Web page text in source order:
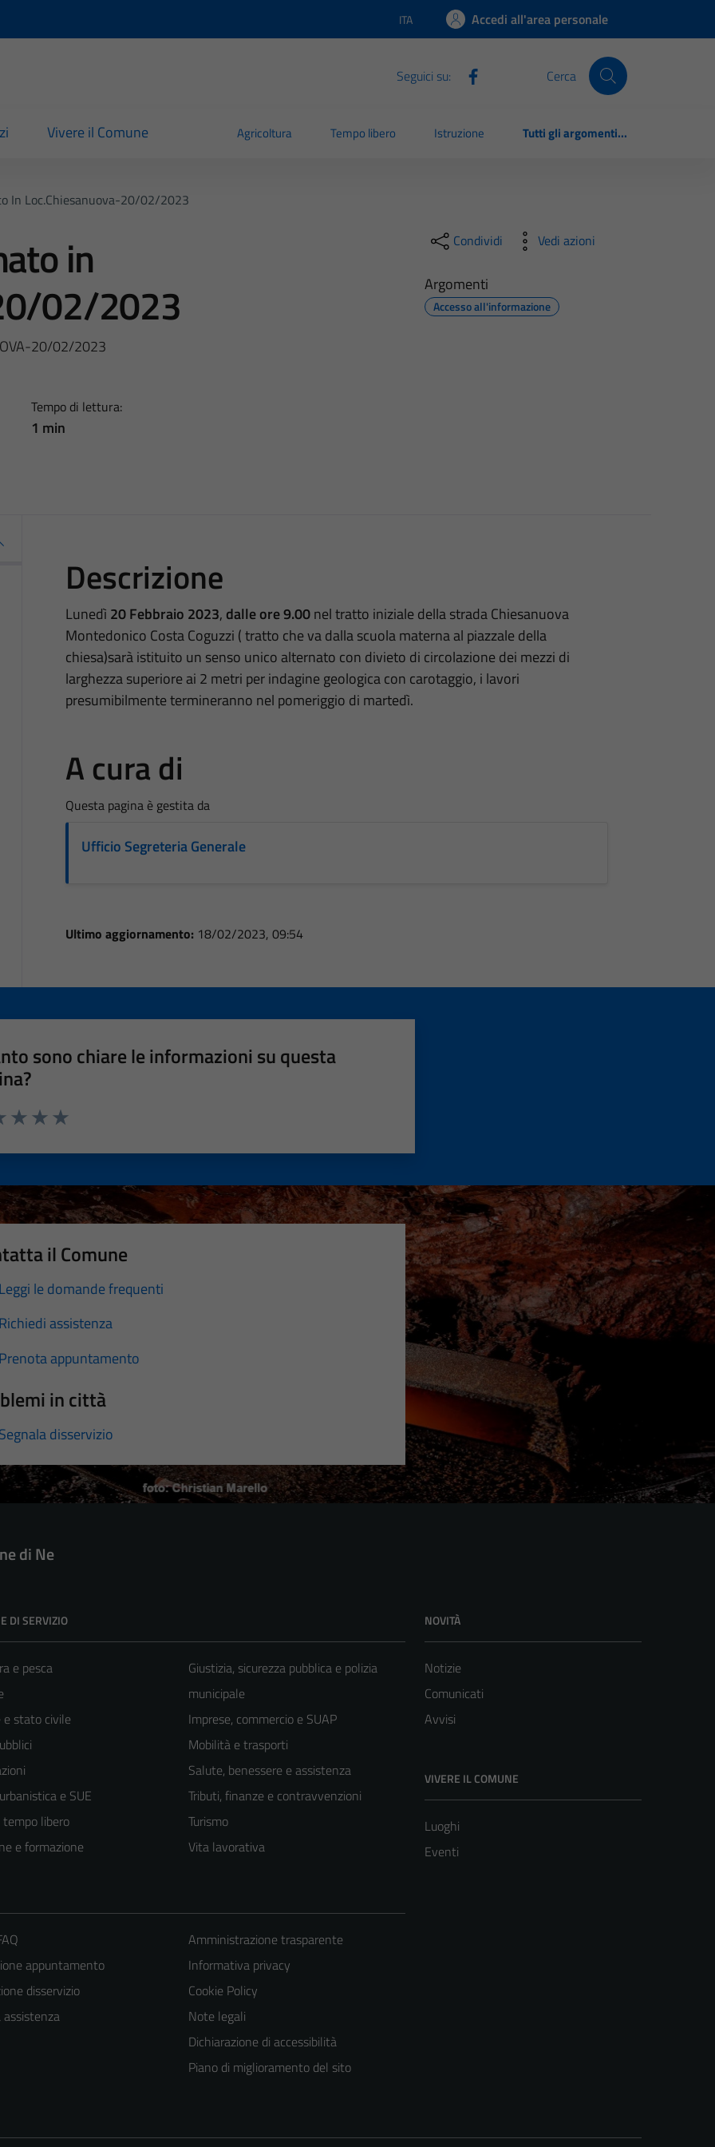
Lingua attiva:
ITA Accedi all'area personale
Seguici su: Cerca
Vivere il Comune Agricoltura Tempo libero Istruzione Tutti gli argomenti...
In Loc.chiesanuova-20/02/2023
in
02/2023
20/02/2023
Tempo di lettura:
1 min
Condividi Vedi azioni
Argomenti
Accesso all'informazione
Descrizione
Lunedì 20 Febbraio 2023, dalle ore 9.00nel tratto iniziale della strada Chiesanuova
Montedonico Costa Coguzzi ( tratto che va dalla scuola materna al piazzale della
chiesa)sarà istituito un senso unico alternato con divieto di circolazione dei mezzi di
larghezza superiore ai 2 metri per indagine geologica con carotaggio, i lavori
presumibilmente termineranno nel pomeriggio di martedì.
A cura di
Questa pagina è gestita da
Ufficio Segreteria Generale
Ultimo aggiornamento: 18/02/2023, 09:54
sono chiare le informazioni su questa
il Comune
le domande frequenti
assistenza
appuntamento
in città
disservizio
di Ne
DI SERVIZIO
e pesca
e stato civile
e SUE
libero
e formazione
Giustizia, sicurezza pubblica e polizia
municipale
Imprese, commercio e SUAP
Mobilità e trasporti
Salute, benessere e assistenza
Tributi, finanze e contravvenzioni
Turismo
Vita lavorativa
NOVITÀ
Notizie
Comunicati
Avvisi
VIVERE IL COMUNE
Luoghi
Eventi
appuntamento
disservizio
Amministrazione trasparente
Informativa privacy
Cookie Policy
Note legali
Dichiarazione di accessibilità
Piano di miglioramento del sito